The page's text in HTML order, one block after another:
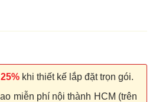
25% khi thiết kế lắp đặt trọn gói.
miễn phí nội thành HCM (trên